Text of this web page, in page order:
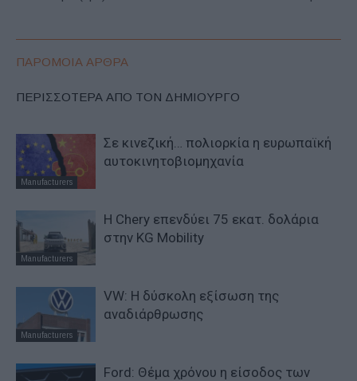
ΠΑΡΟΜΟΙΑ ΑΡΘΡΑ
ΠΕΡΙΣΣΟΤΕΡΑ ΑΠΟ ΤΟΝ ΔΗΜΙΟΥΡΓΟ
Manufacturers
Σε κινεζική… πολιορκία η ευρωπαϊκή
αυτοκινητοβιομηχανία
Manufacturers
Η Chery επενδύει 75 εκατ. δολάρια
στην KG Mobility
Manufacturers
VW: Η δύσκολη εξίσωση της
αναδιάρθρωσης
Ford: Θέμα χρόνου η είσοδος των